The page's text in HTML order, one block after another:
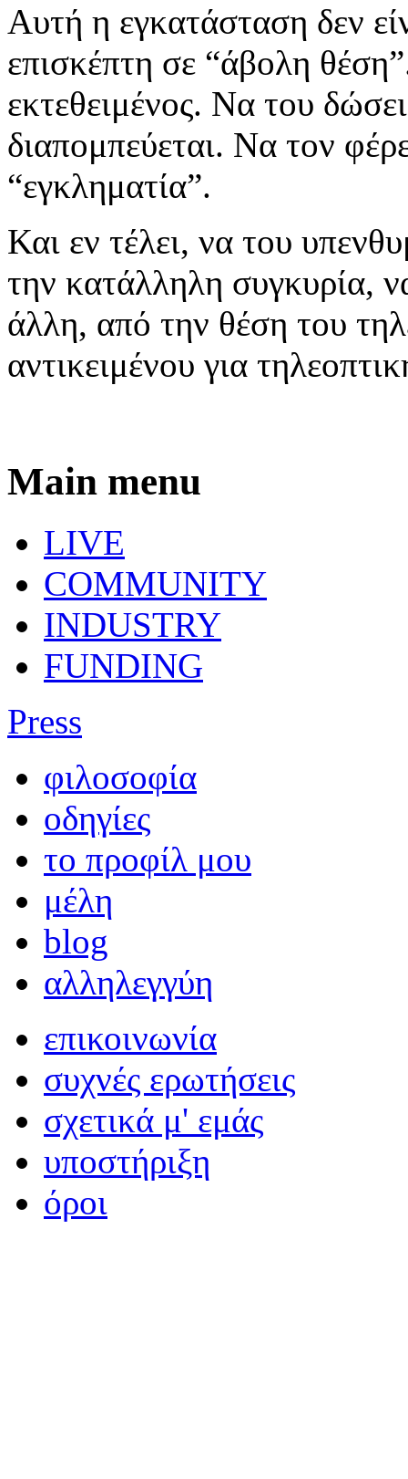
Αυτή η εγκατάσταση δεν
επισκέπτη σε “άβολη
εκτεθειμένος. Να του
διαπομπεύεται. Να τον
“εγκληματία”.
Και εν τέλει, να του
την κατάλληλη συγκυρία,
άλλη, από την θέση του
αντικειμένου για
Main menu
LIVE
COMMUNITY
INDUSTRY
FUNDING
Press
φιλοσοφία
οδηγίες
το προφίλ μου
μέλη
blog
αλληλεγγύη
επικοινωνία
συχνές ερωτήσεις
σχετικά μ' εμάς
υποστήριξη
όροι